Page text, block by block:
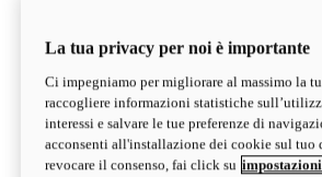
V2 SP
Hypermotard V2 SP
120,4 CVPotenza
94 NmCoppia
177 kgPeso in
senza carburante
La tua privacy per noi è importante
Ci impegniamo per migliorare al massimo la
raccogliere informazioni statistiche
interessi e salvare le tue preferenze di
acconsenti all'installazione dei cookie sul
revocare il consenso, fai click su